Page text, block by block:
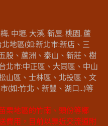
, 中壢, 大溪, 新屋, 桃園, 蘆
北地區(如:新北市:新店、三
股、蘆洲、泰山、新莊、樹
北市:中正區、大同區、中山
山區、士林區、北投區、文
(如:竹北、新豐、湖口...)等
栗地區的竹南、頭份等鄉
費用，目前以靠近交流道附